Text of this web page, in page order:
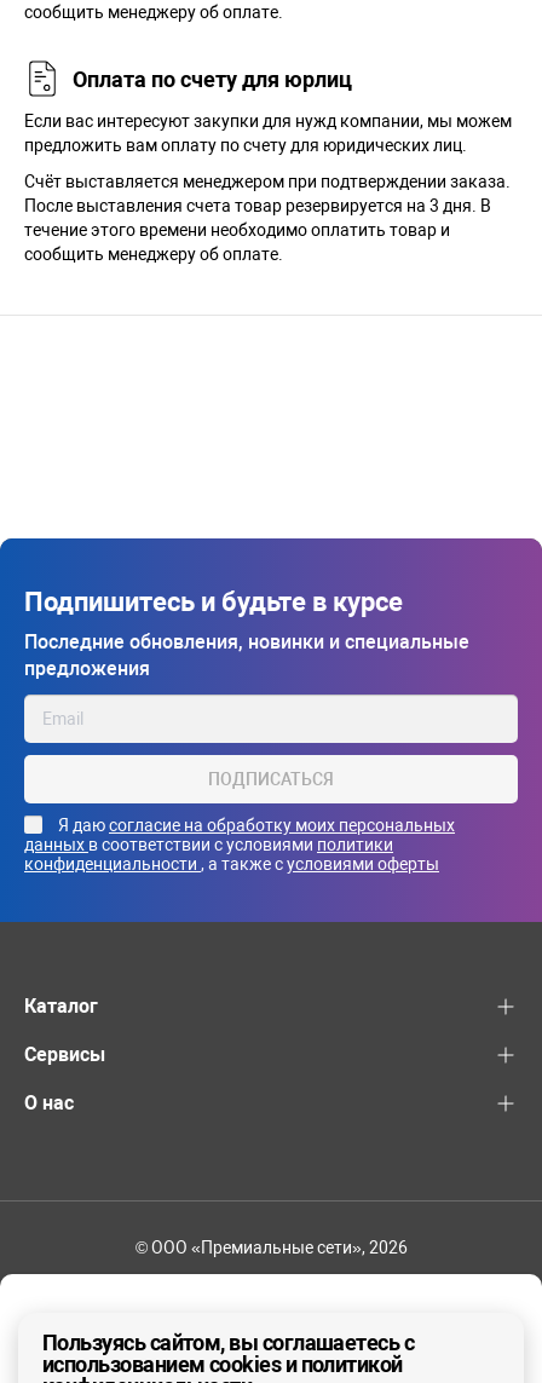
сообщить менеджеру об оплате.
Оплата по счету для юрлиц
Если вас интересуют закупки для нужд компании, мы можем
предложить вам оплату по счету для юридических лиц.
Счёт выставляется менеджером при подтверждении заказа.
После выставления счета товар резервируется на 3 дня. В
течение этого времени необходимо оплатить товар и
сообщить менеджеру об оплате.
Подпишитесь и будьте в курсе
Последние обновления, новинки и специальные
предложения
ПОДПИСАТЬСЯ
Я даюсогласие на обработку моих персональных
данных в соответствии с условиями политики
конфиденциальности , а также сусловиями оферты
Каталог
Сервисы
О нас
© ООО «Премиальные сети», 2026
Пользуясь сайтом, вы соглашаетесь с
использованием cookies и политикой